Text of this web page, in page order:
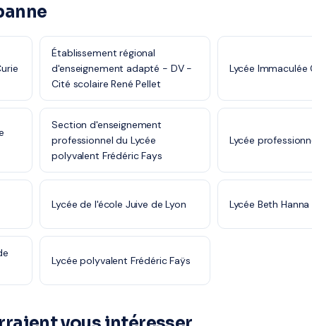
Établissement régional
d'enseignement adapté - DV -
Cité scolaire René Pellet
Lycée
Section d'enseignement
professionnel du Lycée
polyvalent Frédéric Fays
Lycée
Lycée de l'école Juive de Lyon Lycée Beth Hanna
Lycée polyvalent Frédéric Faÿs